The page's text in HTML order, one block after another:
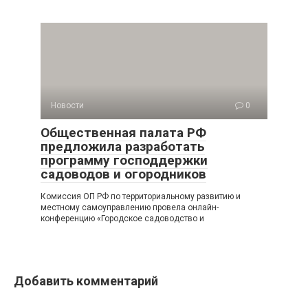
Новости 0
Общественная палата РФ
предложила разработать
программу господдержки
садоводов и огородников
Комиссия ОП РФ по территориальному развитию и
местному самоуправлению провела онлайн-
конференцию «Городское садоводство и
Добавить комментарий